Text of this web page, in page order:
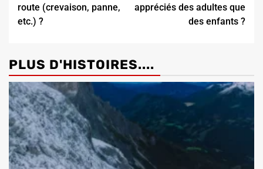
route (crevaison, panne,
etc.) ?
appréciés des adultes que
des enfants ?
PLUS D'HISTOIRES....